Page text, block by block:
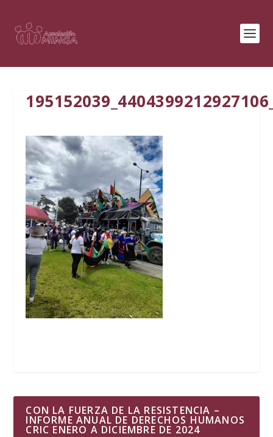
CON LA FUERZA DE LA RESISTENCIA –
INFORME ANUAL DE DERECHOS HUMANOS
CRIC ENERO A DICIEMBRE DE 2024